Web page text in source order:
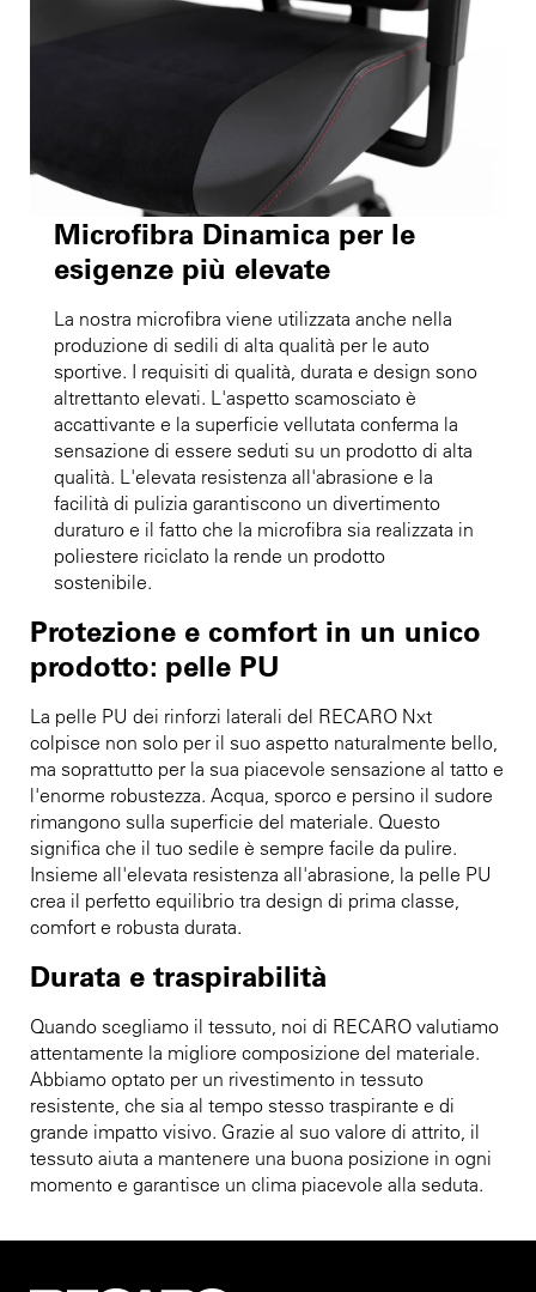
Microfibra Dinamica per le
esigenze più elevate
La nostra microfibra viene utilizzata anche nella
produzione di sedili di alta qualità per le auto
sportive. I requisiti di qualità, durata e design sono
altrettanto elevati. L'aspetto scamosciato è
accattivante e la superficie vellutata conferma la
sensazione di essere seduti su un prodotto di alta
qualità. L'elevata resistenza all'abrasione e la
facilità di pulizia garantiscono un divertimento
duraturo e il fatto che la microfibra sia realizzata in
poliestere riciclato la rende un prodotto
sostenibile.
Protezione e comfort in un unico
prodotto: pelle PU
La pelle PU dei rinforzi laterali del RECARO Nxt
colpisce non solo per il suo aspetto naturalmente bello,
ma soprattutto per la sua piacevole sensazione al tatto e
l'enorme robustezza. Acqua, sporco e persino il sudore
rimangono sulla superficie del materiale. Questo
significa che il tuo sedile è sempre facile da pulire.
Insieme all'elevata resistenza all'abrasione, la pelle PU
crea il perfetto equilibrio tra design di prima classe,
comfort e robusta durata.
Durata e traspirabilità
Quando scegliamo il tessuto, noi di RECARO valutiamo
attentamente la migliore composizione del materiale.
Abbiamo optato per un rivestimento in tessuto
resistente, che sia al tempo stesso traspirante e di
grande impatto visivo. Grazie al suo valore di attrito, il
tessuto aiuta a mantenere una buona posizione in ogni
momento e garantisce un clima piacevole alla seduta.